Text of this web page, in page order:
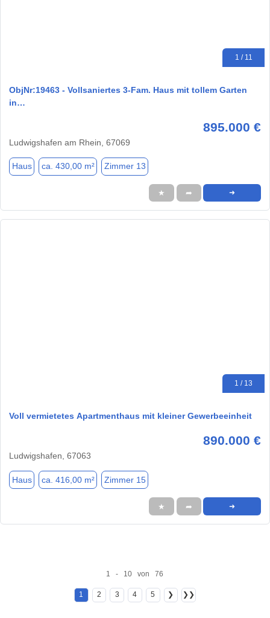
1 / 11
ObjNr:19463 - Vollsaniertes 3-Fam. Haus mit tollem Garten
in…
895.000 €
Ludwigshafen am Rhein, 67069
Haus ca. 430,00 m² Zimmer 13
★ ➦ ➜
1 / 13
Voll vermietetes Apartmenthaus mit kleiner Gewerbeeinheit
890.000 €
Ludwigshafen, 67063
Haus ca. 416,00 m² Zimmer 15
★ ➦ ➜
1 - 10 von 76
1 2 3 4 5 ❯ ❯❯